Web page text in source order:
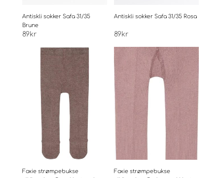
Antiskli sokker Safa 31/35
Brune
89kr
Antiskli sokker Safa 31/35 Rosa
89kr
Foxie strømpebukse
Foxie strømpebukse